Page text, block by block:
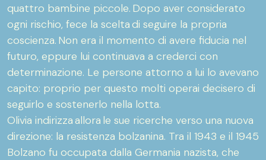
quattro bambine piccole. Dopo aver considerato
ogni rischio, fece la scelta di seguire la propria
coscienza. Non era il momento di avere fiducia nel
futuro, eppure lui continuava a crederci con
determinazione. Le persone attorno a lui lo avevano
capito: proprio per questo molti operai decisero di
seguirlo e sostenerlo nella lotta.
Olivia indirizza allora le sue ricerche verso una nuova
direzione: la resistenza bolzanina. Tra il 1943 e il 1945
Bolzano fu occupata dalla Germania nazista, che